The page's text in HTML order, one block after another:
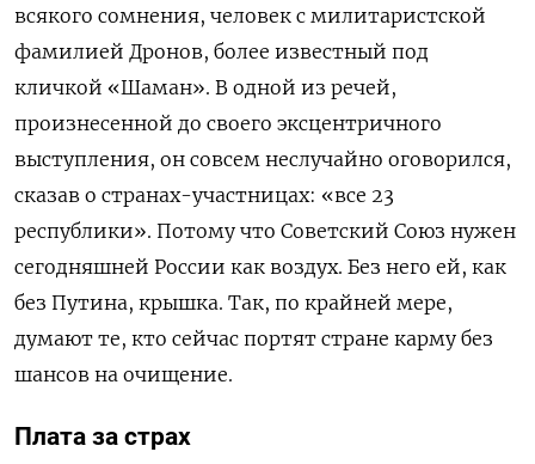
всякого сомнения, человек с милитаристской
фамилией Дронов, более известный под
кличкой «Шаман». В одной из речей,
произнесенной до своего эксцентричного
выступления, он совсем неслучайно оговорился,
сказав о странах-участницах: «все 23
республики». Потому что Советский Союз нужен
сегодняшней России как воздух. Без него ей, как
без Путина, крышка. Так, по крайней мере,
думают те, кто сейчас портят стране карму без
шансов на очищение.
Плата за страх